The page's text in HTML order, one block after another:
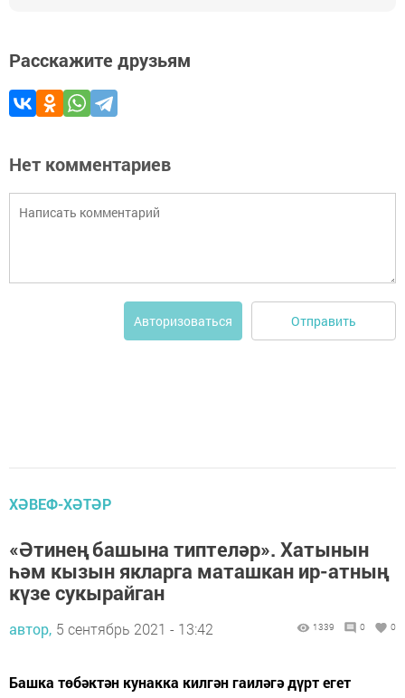
Расскажите друзьям
Нет комментариев
Авторизоваться Отправить
ХӘВЕФ-ХӘТӘР
«Әтинең башына типтеләр». Хатынын
һәм кызын якларга маташкан ир-атның
күзе сукырайган
автор, 5 сентябрь 2021 - 13:42 1339 0 0
Башка төбәктән кунакка килгән гаиләгә дүрт егет